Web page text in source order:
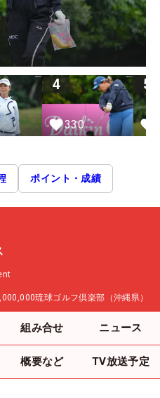
4
330
5
ポイント・成績
琉球ゴルフ倶楽部（沖縄県）
組み合せ ニュース
概要など TV放送予定